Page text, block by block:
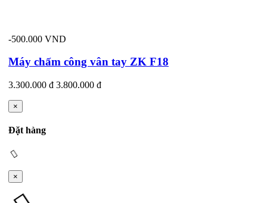
-500.000 VND
Máy chấm công vân tay ZK F18
3.300.000 đ 3.800.000 đ
×
Đặt hàng
×